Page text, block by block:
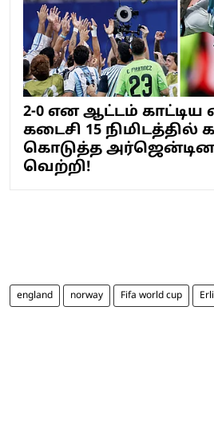
2-0 என ஆட்டம் காட்டிய
கடைசி 15 நிமிடத்தில்
கொடுத்த
வெற்றி!
england norway Fifa world cup